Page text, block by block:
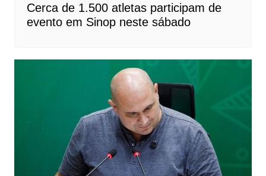
Cerca de 1.500 atletas participam de
evento em Sinop neste sábado